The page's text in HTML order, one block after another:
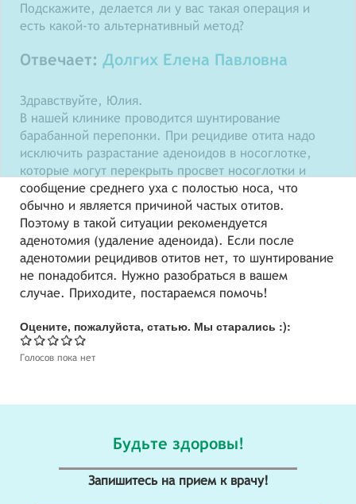
Подскажите, делается ли у вас такая операция и
есть какой-то альтернативный метод?
Отвечает: Долгих Елена Павловна
Здравствуйте, Юлия.
В нашей клинике проводится шунтирование
барабанной перепонки. При рецидиве отита надо
исключить разрастание аденоидов в носоглотке,
которые могут перекрыть просвет носоглотки и
сообщение среднего уха с полостью носа, что
обычно и является причиной частых отитов.
Поэтому в такой ситуации рекомендуется
аденотомия (удаление аденоида). Если после
аденотомии рецидивов отитов нет, то шунтирование
не понадобится. Нужно разобраться в вашем
случае. Приходите, постараемся помочь!
Оцените, пожалуйста, статью. Мы старались :):
Голосов пока нет
Будьте здоровы!
Запишитесь на прием к врачу!